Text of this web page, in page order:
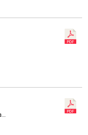
Commission Gestion des Compétitions Seniors Masculins